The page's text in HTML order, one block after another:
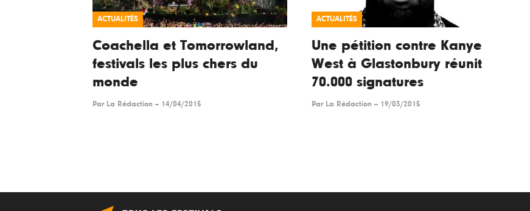
ACTUALITÉS
Coachella et Tomorrowland,
festivals les plus chers du
monde
Par La Rédaction -- 14/04/2015
ACTUALITÉS
Une pétition contre Kanye
West à Glastonbury réunit
70.000 signatures
Par La Rédaction -- 19/03/2015